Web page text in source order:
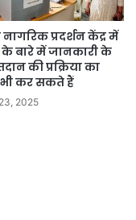
प्रदर्शन केंद्र में
बारे में जानकारी के
की प्रक्रिया का
कर सकते हैं
2025